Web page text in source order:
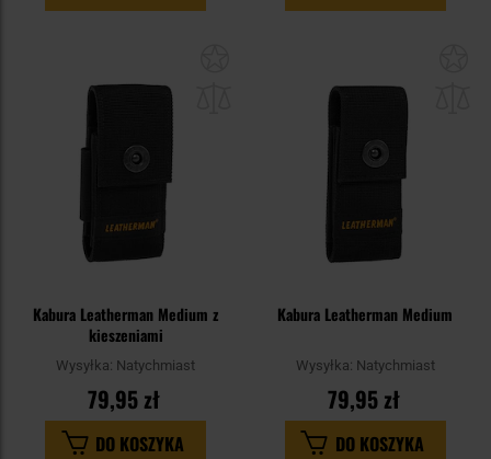
Kabura Leatherman Medium z
kieszeniami
Wysyłka: Natychmiast
79,95 zł
DO KOSZYKA
Kabura Leatherman Medium
Wysyłka: Natychmiast
79,95 zł
DO KOSZYKA